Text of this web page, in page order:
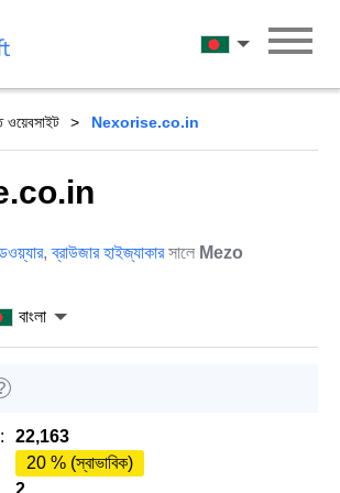
বাংলা
ওয়েবসাইট Nexorise.co.in
,ব্রাউজার হাইজ্যাকারসালে Mezo
বাংলা
22,163
20 % (স্বাভাবিক)
2